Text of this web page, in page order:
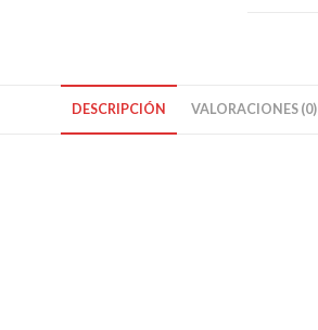
DESCRIPCIÓN VALORACIONES (0)